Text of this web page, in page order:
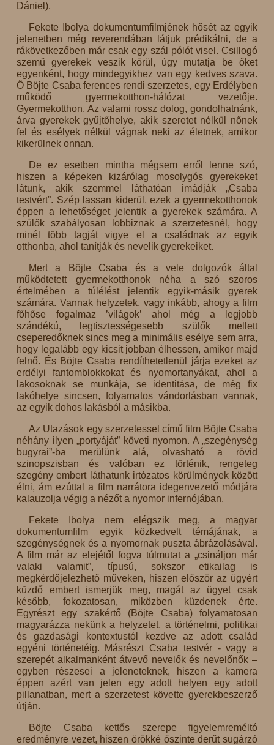
Dániel).
Fekete Ibolya dokumentumfilmjének hősét az egyik
jelenetben még reverendában látjuk prédikálni, de a
rákövetkezőben már csak egy szál pólót visel. Csillogó
szemű gyerekek veszik körül, úgy mutatja be őket
egyenként, hogy mindegyikhez van egy kedves szava.
Ő Böjte Csaba ferences rendi szerzetes, egy Erdélyben
működő gyermekotthon-hálózat vezetője.
Gyermekotthon. Az valami rossz dolog, gondolhatnánk,
árva gyerekek gyűjtőhelye, akik szeretet nélkül nőnek
fel és esélyek nélkül vágnak neki az életnek, amikor
kikerülnek onnan.
De ez esetben mintha mégsem erről lenne szó,
hiszen a képeken kizárólag mosolygós gyerekeket
látunk, akik szemmel láthatóan imádják „Csaba
testvért”. Szép lassan kiderül, ezek a gyermekotthonok
éppen a lehetőséget jelentik a gyerekek számára. A
szülők szabályosan lobbiznak a szerzetesnél, hogy
minél több tagját vigye el a családnak az egyik
otthonba, ahol tanítják és nevelik gyerekeiket.
Mert a Böjte Csaba és a vele dolgozók által
működtetett gyermekotthonok néha a szó szoros
értelmében a túlélést jelentik egyik-másik gyerek
számára. Vannak helyzetek, vagy inkább, ahogy a film
főhőse fogalmaz ’világok’ ahol még a legjobb
szándékú, legtisztességesebb szülők mellett
cseperedőknek sincs meg a minimális esélye sem arra,
hogy legalább egy kicsit jobban élhessen, amikor majd
felnő. És Böjte Csaba rendíthetetlenül járja ezeket az
erdélyi fantomblokkokat és nyomortanyákat, ahol a
lakosoknak se munkája, se identitása, de még fix
lakóhelye sincsen, folyamatos vándorlásban vannak,
az egyik dohos lakásból a másikba.
Az Utazások egy szerzetessel című film Böjte Csaba
néhány ilyen „portyáját” követi nyomon. A „szegénység
bugyrai”-ba merülünk alá, olvasható a rövid
szinopszisban és valóban ez történik, rengeteg
szegény embert láthatunk irtózatos körülmények között
élni, ám ezúttal a film narrátora idegenvezető módjára
kalauzolja végig a nézőt a nyomor infernójában.
Fekete Ibolya nem elégszik meg, a magyar
dokumentumfilm egyik közkedvelt témájának, a
szegénységnek és a nyomornak puszta ábrázolásával.
A film már az elejétől fogva túlmutat a „csináljon már
valaki valamit”, típusú, sokszor etikailag is
megkérdőjelezhető műveken, hiszen először az ügyért
küzdő embert ismerjük meg, magát az ügyet csak
később, fokozatosan, miközben küzdenek érte.
Egyrészt egy szakértő (Böjte Csaba) folyamatosan
magyarázza nekünk a helyzetet, a történelmi, politikai
és gazdasági kontextustól kezdve az adott család
egyéni történetéig. Másrészt Csaba testvér - vagy a
szerepét alkalmanként átvevő nevelők és nevelőnők –
egyben részesei a jeleneteknek, hiszen a kamera
éppen azért van jelen egy adott helyen egy adott
pillanatban, mert a szerzetest követte gyerekbeszerző
útján.
Böjte Csaba kettős szerepe figyelemreméltó
eredményre vezet, hiszen örökké őszinte derűt sugárzó